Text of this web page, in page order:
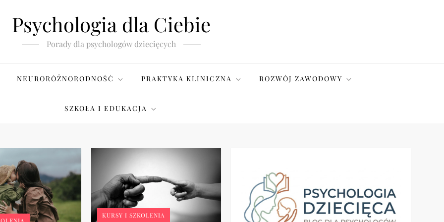
Psychologia dla Ciebie
Porady dla psychologów dziecięcych
NEURORÓŻNORODNOŚĆ PRAKTYKA KLINICZNA ROZWÓJ ZAWODOWY
SZKOŁA I EDUKACJA
KURSY I SZKOLENIA